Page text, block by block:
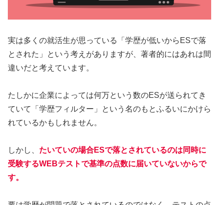
実は多くの就活生が思っている「学歴が低いからESで落
とされた」という考えがありますが、著者的にはあれは間
違いだと考えています。
たしかに企業によっては何万という数のESが送られてき
ていて「学歴フィルター」という名のもとふるいにかけら
れているかもしれません。
しかし、 たいていの場合ESで落とされているのは同時に
受験するWEBテストで基準の点数に届いていないからで
す。